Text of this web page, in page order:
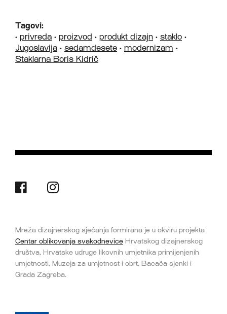
Tagovi:
• privreda • proizvod • produkt dizajn • staklo •
Jugoslavija • sedamdesete • modernizam •
Staklarna Boris Kidrič
Mreža dizajnerskog sjećanja formirana je u okviru projekta
Centar oblikovanja svakodnevice Hrvatskog dizajnerskog
društva, Hrvatske udruge likovnih umjetnika primijenjenih
umjetnosti, Muzeja za umjetnost i obrt, Bacača sjenki i
Grada Zagreba.